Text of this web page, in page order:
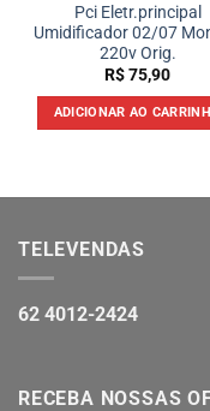
Pci Eletr.principal
Umidificador 02/07
220v Orig.
R$75,90
ADICIONAR AO
TELEVENDAS
62 4012-2424
RECEBA NOSSAS